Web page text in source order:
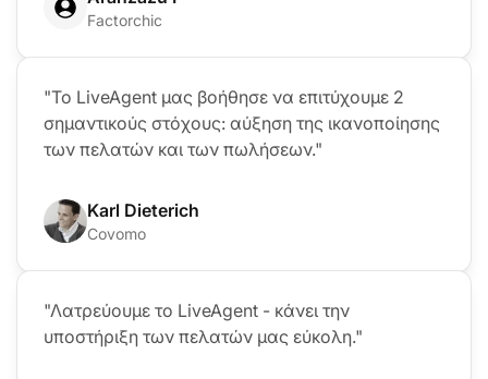
Factorchic
"Το LiveAgent μας βοήθησε να επιτύχουμε 2
σημαντικούς στόχους: αύξηση της ικανοποίησης
των πελατών και των πωλήσεων."
Karl Dieterich
Covomo
"Λατρεύουμε το LiveAgent - κάνει την
υποστήριξη των πελατών μας εύκολη."